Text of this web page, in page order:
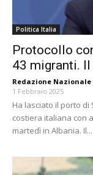
Politica Italia
Protocollo
43 migranti. Il
Redazione Nazionale
1 Febbraio 2025
Ha lasciato il porto
costiera italiana con
martedì in Albania. Il...